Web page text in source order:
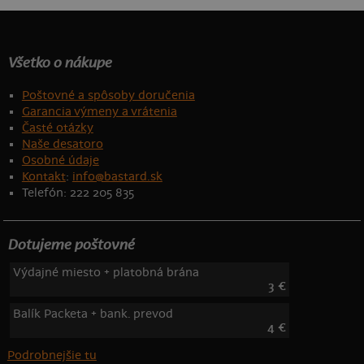
Všetko o nákupe
Poštovné a spôsoby doručenia
Garancia výmeny a vrátenia
Časté otázky
Naše desatoro
Osobné údaje
Kontakt: info@bastard.sk
Telefón: 222 205 835
Dotujeme poštovné
Výdajné miesto + platobná brána
3 €
Balík Packeta + bank. prevod
4 €
Podrobnejšie tu